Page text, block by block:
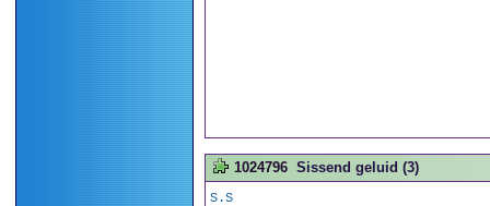
1024796 Sissend geluid (3)
S.S